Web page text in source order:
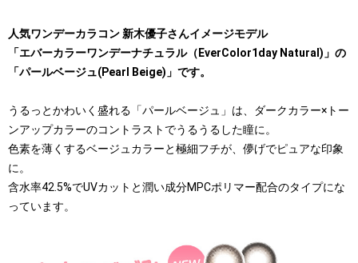
人気ワンデーカラコン 新木優子さんイメージモデル
「エバーカラーワンデーナチュラル（EverColor1day Natural)」の
「パールベージュ(Pearl Beige)」です。
うるっとかわいく盛れる「パールベージュ」は、ダークカラー×トー
ンアップカラーのコントラストでうるうるした瞳に。
色素を薄くするベージュカラーと極細フチが、儚げでピュアな印象
に。
含水率42.5%でUVカットと潤い成分MPCポリマー配合のタイプにな
っています。